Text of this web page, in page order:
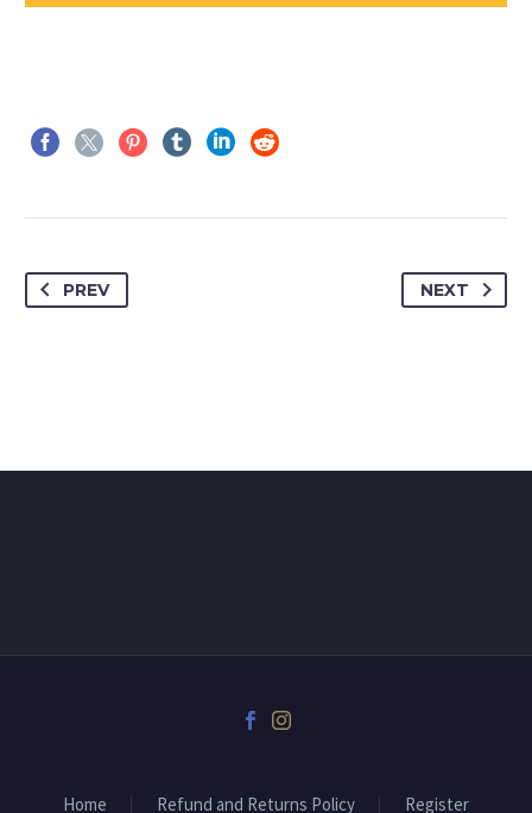
PREV NEXT
Home Refund and Returns Policy Register